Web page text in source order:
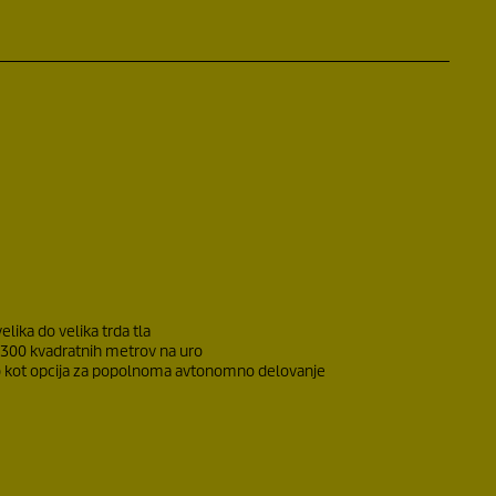
do velika trda tla
kvadratnih metrov na uro
kot opcija za popolnoma avtonomno delovanje